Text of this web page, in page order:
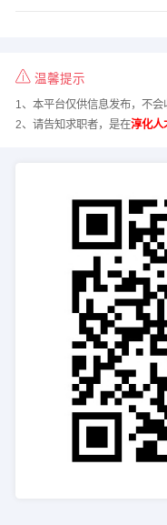
温馨提示
1、本平台仅供信息发布，不会
2、请告知求职者，是在淳化人